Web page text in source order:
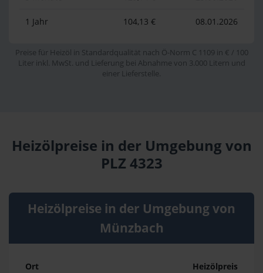
1 Jahr 104,13 € 08.01.2026
Preise für Heizöl in Standardqualität nach Ö-Norm C 1109 in € / 100
Liter inkl. MwSt. und Lieferung bei Abnahme von 3.000 Litern und
einer Lieferstelle.
Heizölpreise in der Umgebung von
PLZ 4323
Heizölpreise in der Umgebung von
Münzbach
Ort Heizölpreis